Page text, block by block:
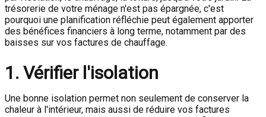
trésorerie de votre ménage n'est pas épargnée, c'est
pourquoi une planification réfléchie peut également apporter
des bénéfices financiers à long terme, notamment par des
baisses sur vos factures de chauffage.
1. Vérifier l'isolation
Une bonne isolation permet non seulement de conserver la
chaleur à l'intérieur, mais aussi de réduire vos factures